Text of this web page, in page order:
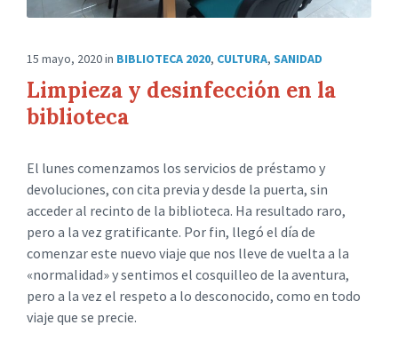
15 mayo, 2020in BIBLIOTECA 2020, CULTURA, SANIDAD
Limpieza y desinfección en la
biblioteca
El lunes comenzamos los servicios de préstamo y
devoluciones, con cita previa y desde la puerta, sin
acceder al recinto de la biblioteca. Ha resultado raro,
pero a la vez gratificante. Por fin, llegó el día de
comenzar este nuevo viaje que nos lleve de vuelta a la
«normalidad» y sentimos el cosquilleo de la aventura,
pero a la vez el respeto a lo desconocido, como en todo
viaje que se precie.